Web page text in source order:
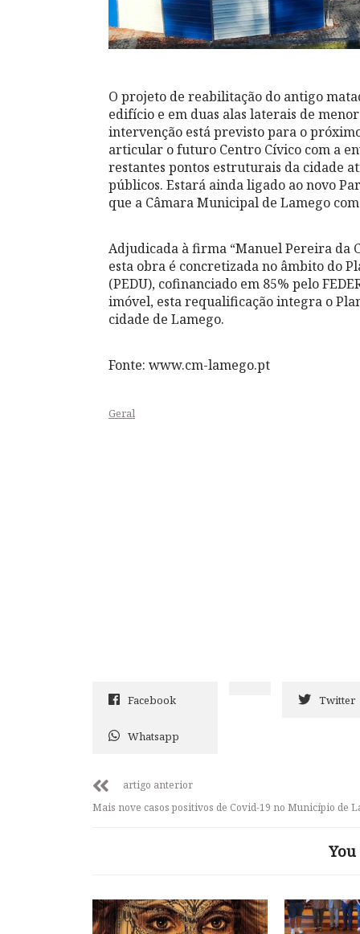
O projeto de reabilitação do antigo
edifício e em duas alas laterais de
intervenção está previsto para o
articular o futuro Centro Cívico com a
restantes pontos estruturais da cidade
públicos. Estará ainda ligado ao novo
que a Câmara Municipal de Lamego
Adjudicada à firma “Manuel Pereira da
esta obra é concretizada no âmbito do
(PEDU), cofinanciado em 85% pelo
imóvel, esta requalificação integra o
cidade de Lamego.
Fonte: www.cm-lamego.pt
Geral
Facebook Twitter
Whatsapp
artigo anterior
Mais nove casos positivos de Covid-19 no Município de